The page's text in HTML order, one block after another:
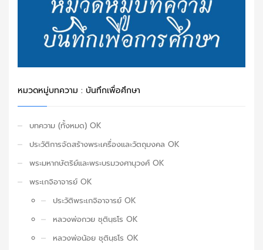
หมวดหมู่บทความ : บันทึกเพื่อศึกษา
บทความ (ทั้งหมด) OK
ประวัติการจัดสร้างพระเครื่องและวัตถุมงคล OK
พระมหากษัตริย์และพระบรมวงศานุวงศ์ OK
พระเกจิอาจารย์ OK
ประวัติพระเกจิอาจารย์ OK
หลวงพ่อกวย ชุตินฺธโร OK
หลวงพ่อน้อย ชุตินฺธโร OK